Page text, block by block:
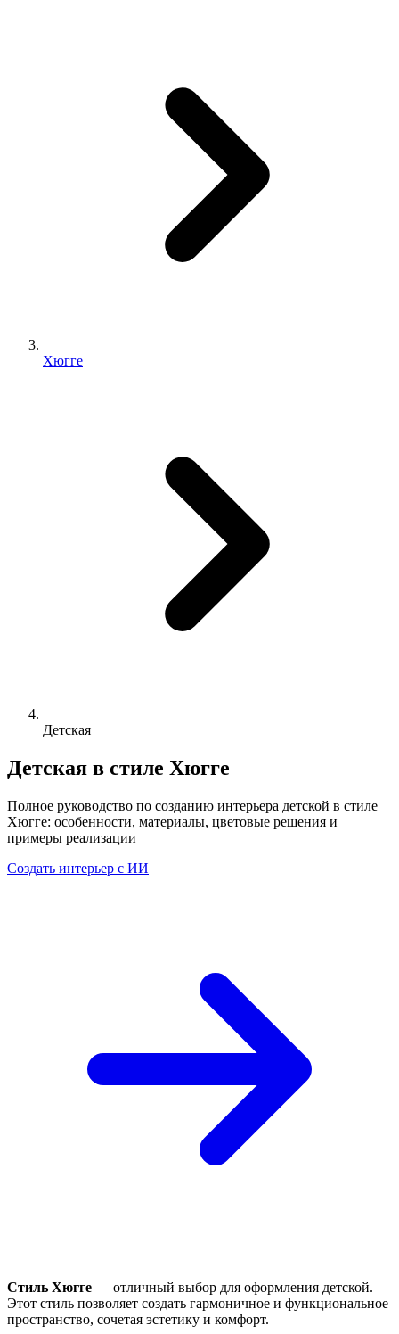
Хюгге
Детская
Детская в стиле Хюгге
Полное руководство по созданию интерьера детской в стиле
Хюгге: особенности, материалы, цветовые решения и
примеры реализации
Создать интерьер с ИИ
Стиль Хюгге — отличный выбор для оформления детской.
Этот стиль позволяет создать гармоничное и функциональное
пространство, сочетая эстетику и комфорт.